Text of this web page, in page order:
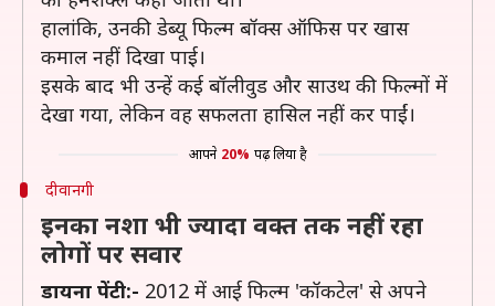
हालांकि, उनकी डेब्यू फिल्म बॉक्स ऑफिस पर खास
कमाल नहीं दिखा पाई।
इसके बाद भी उन्हें कई बॉलीवुड और साउथ की फिल्मों में
देखा गया, लेकिन वह सफलता हासिल नहीं कर पाईं।
आपने 20% पढ़ लिया है
दीवानगी
इनका नशा भी ज्यादा वक्त तक नहीं रहा
लोगों पर सवार
डायना पेंटी:- 2012 में आई फिल्म 'कॉकटेल' से अपने